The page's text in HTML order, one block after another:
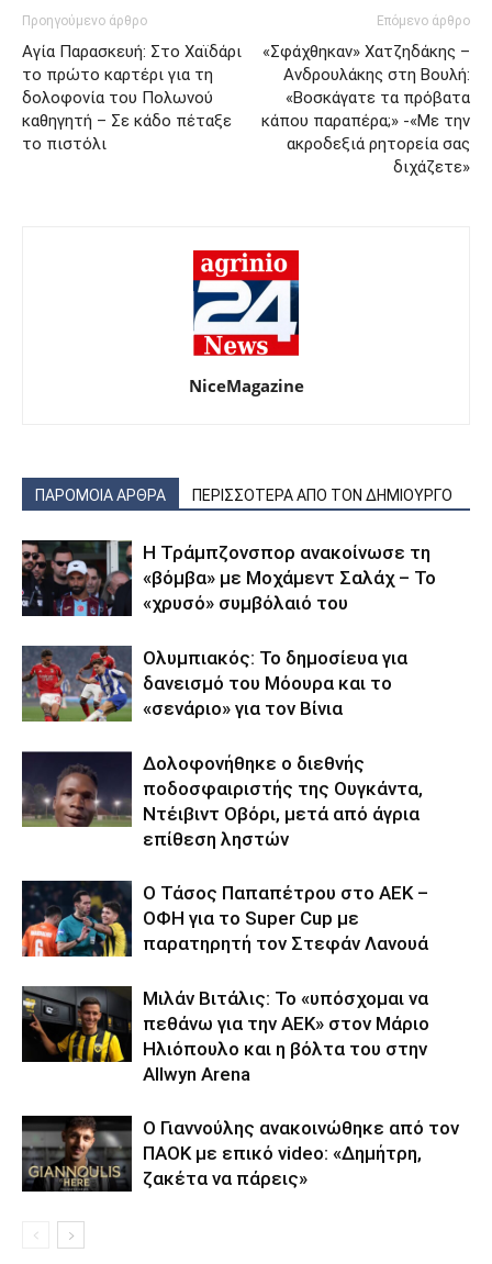
Προηγούμενο άρθρο
Αγία Παρασκευή: Στο Χαϊδάρι
το πρώτο καρτέρι για τη
δολοφονία του Πολωνού
καθηγητή – Σε κάδο πέταξε
το πιστόλι
Επόμενο άρθρο
«Σφάχθηκαν» Χατζηδάκης –
Ανδρουλάκης στη Βουλή:
«Βοσκάγατε τα πρόβατα
κάπου παραπέρα;» -«Με την
ακροδεξιά ρητορεία σας
διχάζετε»
NiceMagazine
ΠΑΡΟΜΟΙΑ ΑΡΘΡΑ ΠΕΡΙΣΣΟΤΕΡΑ ΑΠΟ ΤΟΝ ΔΗΜΙΟΥΡΓΟ
Η Τράμπζονσπορ ανακοίνωσε τη
«βόμβα» με Μοχάμεντ Σαλάχ – Το
«χρυσό» συμβόλαιό του
Ολυμπιακός: Το δημοσίευα για
δανεισμό του Μόουρα και το
«σενάριο» για τον Βίνια
Δολοφονήθηκε o διεθνής
ποδοσφαιριστής της Ουγκάντα,
Ντέιβιντ Οβόρι, μετά από άγρια
επίθεση ληστών
Ο Τάσος Παπαπέτρου στο ΑΕΚ –
ΟΦΗ για το Super Cup με
παρατηρητή τον Στεφάν Λανουά
Μιλάν Βιτάλις: Το «υπόσχομαι να
πεθάνω για την ΑΕΚ» στον Μάριο
Ηλιόπουλο και η βόλτα του στην
Allwyn Arena
Ο Γιαννούλης ανακοινώθηκε από τον
ΠΑΟΚ με επικό video: «Δημήτρη,
ζακέτα να πάρεις»